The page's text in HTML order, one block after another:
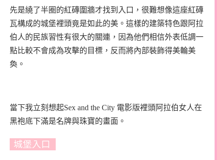
先是繞了半圈的紅磚圍牆才找到入口，很難想像這座紅磚
瓦構成的城堡裡頭竟是如此的美。這樣的建築特色跟阿拉
伯人的民族習性有很大的關連，因為他們相信外表低調一
點比較不會成為攻擊的目標，反而將內部裝飾得美輪美
奐。
當下我立刻想起Sex and the City 電影版裡頭阿拉伯女人在
黑袍底下滿是名牌與珠寶的畫面。
城堡入口